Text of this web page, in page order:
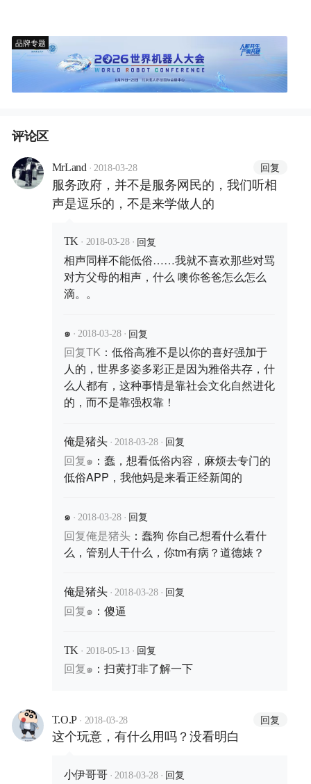
品牌专题
评论区
MrLand · 2018-03-28 回复
服务政府，并不是服务网民的，我们听相
声是逗乐的，不是来学做人的
TK · 2018-03-28 · 回复
相声同样不能低俗……我就不喜欢那些对骂
对方父母的相声，什么 噢你爸爸怎么怎么
滴。。
๑ · 2018-03-28 · 回复
回复TK： 低俗高雅不是以你的喜好强加于
人的，世界多姿多彩正是因为雅俗共存，什
么人都有，这种事情是靠社会文化自然进化
的，而不是靠强权靠！
俺是猪头 · 2018-03-28 · 回复
回复๑ ： 蠢，想看低俗内容，麻烦去专门的
低俗APP，我他妈是来看正经新闻的
๑ · 2018-03-28 · 回复
回复俺是猪头： 蠢狗 你自己想看什么看什
么，管别人干什么，你tm有病？道德婊？
俺是猪头 · 2018-03-28 · 回复
回复๑ ： 傻逼
TK · 2018-05-13 · 回复
回复๑ ： 扫黄打非了解一下
T.O.P · 2018-03-28 回复
这个玩意，有什么用吗？没看明白
小伊哥哥 · 2018-03-28 · 回复